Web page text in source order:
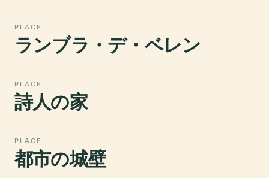
PLACE
ランブラ・デ・ベレン
PLACE
詩人の家
PLACE
都市の城壁